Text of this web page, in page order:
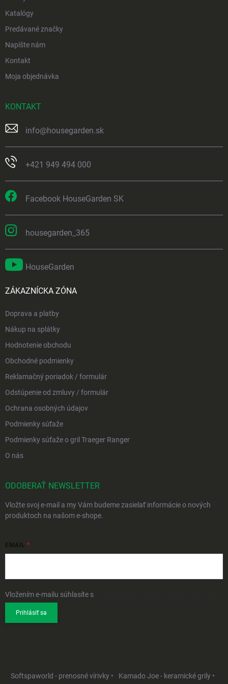
Katalógy
Predávané značky
Napíšte nám
Kontakt
Moja objednávka
KONTAKT
info@housegarden.sk
+421 949 494 000
Facebook HouseGarden SK
housegarden_365
HouseGarden
ZÁKAZNÍCKA ZÓNA
Doprava a platby
Nákup na splátky
Hodnotenie obchodu
Obchodné podmienky
Reklamačný poriadok / formulár
Odstúpenie od zmluvy / formulár
Ochrana osobných údajov
Podmienky súťaže
Podmienky súťaže o gril Traeger Ranger
O nás
ODOBERAŤ NEWSLETTER
Vložte svoj e-mail a my Vám budeme zasielať informácie o nových
produktoch na našom e-shope.
EMAIL
Vložením e-mailu súhlasíte s
Prihlásiť sa
Softspaworld - prenosné vírivky • Kamado Joe - keramické grily •